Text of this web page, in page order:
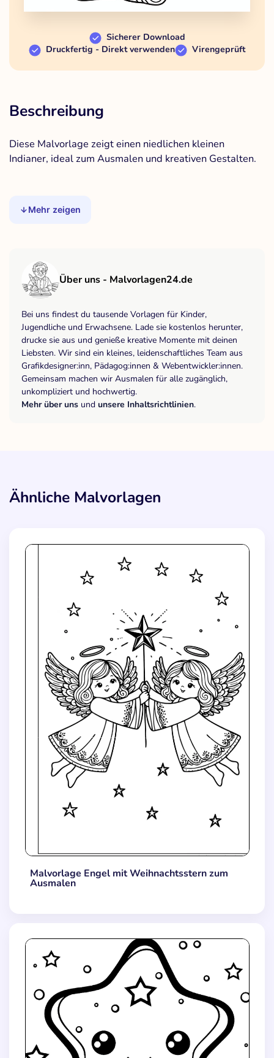
Sicherer Download
Druckfertig - Direkt verwenden
Virengeprüft
Beschreibung
Diese Malvorlage zeigt einen niedlichen kleinen
Indianer, ideal zum Ausmalen und kreativen Gestalten.
Mehr zeigen
Über uns - Malvorlagen24.de
Bei uns findest du tausende Vorlagen für Kinder,
Jugendliche und Erwachsene. Lade sie kostenlos herunter,
drucke sie aus und genieße kreative Momente mit deinen
Liebsten. Wir sind ein kleines, leidenschaftliches Team aus
Grafikdesigner:inn, Pädagog:innen & Webentwickler:innen.
Gemeinsam machen wir Ausmalen für alle zugänglich,
unkompliziert und hochwertig.
Mehr über uns und unsere Inhaltsrichtlinien.
Ähnliche Malvorlagen
Malvorlage Engel mit Weihnachtsstern zum
Ausmalen